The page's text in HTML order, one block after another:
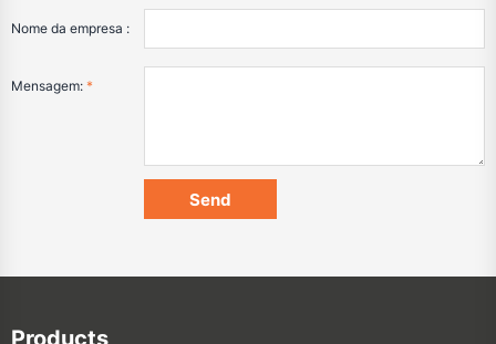
Nome da empresa :
Mensagem: *
Products